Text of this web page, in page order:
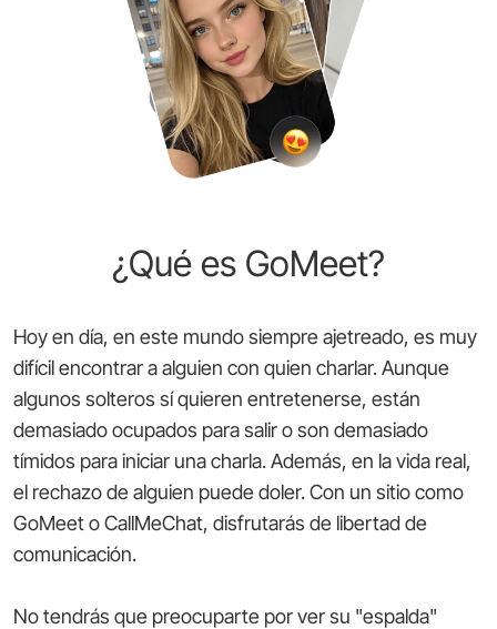
¿Qué es GoMeet?
Hoy en día, en este mundo siempre ajetreado, es muy
difícil encontrar a alguien con quien charlar. Aunque
algunos solteros sí quieren entretenerse, están
demasiado ocupados para salir o son demasiado
tímidos para iniciar una charla. Además, en la vida real,
el rechazo de alguien puede doler. Con un sitio como
GoMeet o CallMeChat, disfrutarás de libertad de
comunicación.
No tendrás que preocuparte por ver su "espalda"